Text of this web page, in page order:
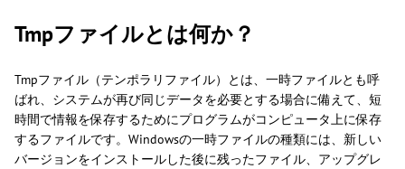
Tmpファイルとは何か？
Tmpファイル（テンポラリファイル）とは、一時ファイルとも呼
ばれ、システムが再び同じデータを必要とする場合に備えて、短
時間で情報を保存するためにプログラムがコンピュータ上に保存
するファイルです。Windowsの一時ファイルの種類には、新しい
バージョンをインストールした後に残ったファイル、アップグレ